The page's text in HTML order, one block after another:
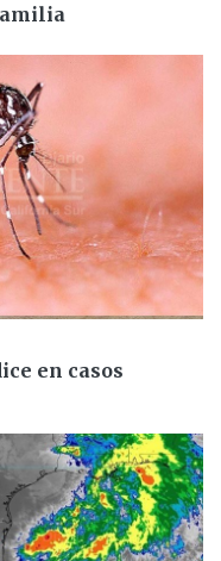
en casos